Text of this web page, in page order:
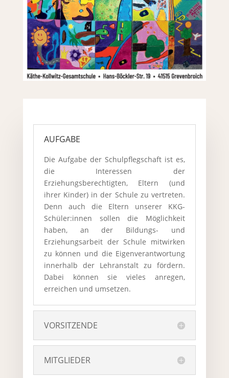
AUFGABE
Die Aufgabe der Schulpflegschaft ist es,
die Interessen der
Erziehungsberechtigten, Eltern (und
ihrer Kinder) in der Schule zu vertreten.
Denn auch die Eltern unserer KKG-
Schüler:innen sollen die Möglichkeit
haben, an der Bildungs- und
Erziehungsarbeit der Schule mitwirken
zu können und die Eigenverantwortung
innerhalb der Lehranstalt zu fördern.
Dabei können sie vieles anregen,
erreichen und umsetzen.
VORSITZENDE
MITGLIEDER